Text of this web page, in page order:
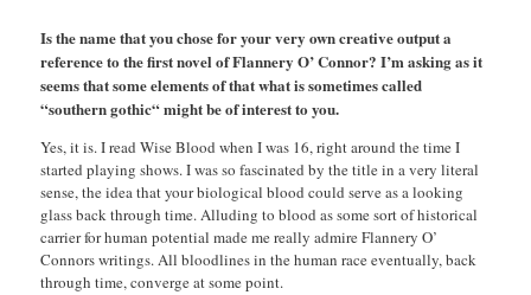
Is the name that you chose for your very own creative output a
reference to the first novel of Flannery O’ Connor? I’m asking as it
seems that some elements of that what is sometimes called
“southern gothic“ might be of interest to you.
Yes, it is. I read Wise Blood when I was 16, right around the time I
started playing shows. I was so fascinated by the title in a very literal
sense, the idea that your biological blood could serve as a looking
glass back through time. Alluding to blood as some sort of historical
carrier for human potential made me really admire Flannery O’
Connors writings. All bloodlines in the human race eventually, back
through time, converge at some point.